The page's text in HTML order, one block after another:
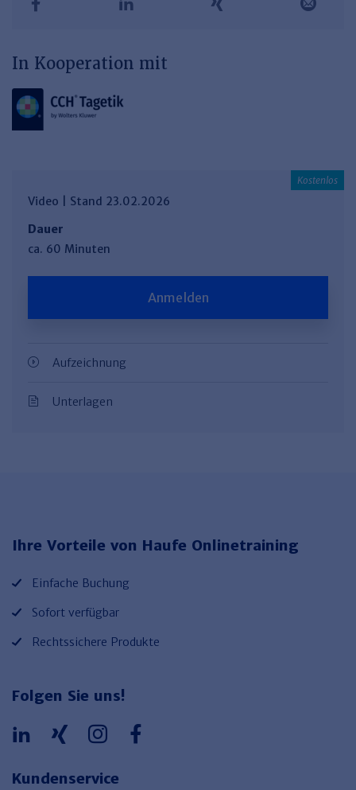
In Kooperation mit
Video | Stand 23.02.2026
Dauer
ca. 60 Minuten
Anmelden
Aufzeichnung
Unterlagen
Ihre Vorteile von Haufe Onlinetraining
Einfache Buchung
Sofort verfügbar
Rechtssichere Produkte
Folgen Sie uns!
Kundenservice